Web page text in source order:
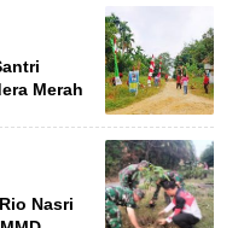
Merah
Nasri